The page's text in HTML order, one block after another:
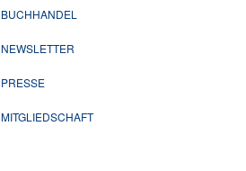
BUCHHANDEL
NEWSLETTER
PRESSE
MITGLIEDSCHAFT